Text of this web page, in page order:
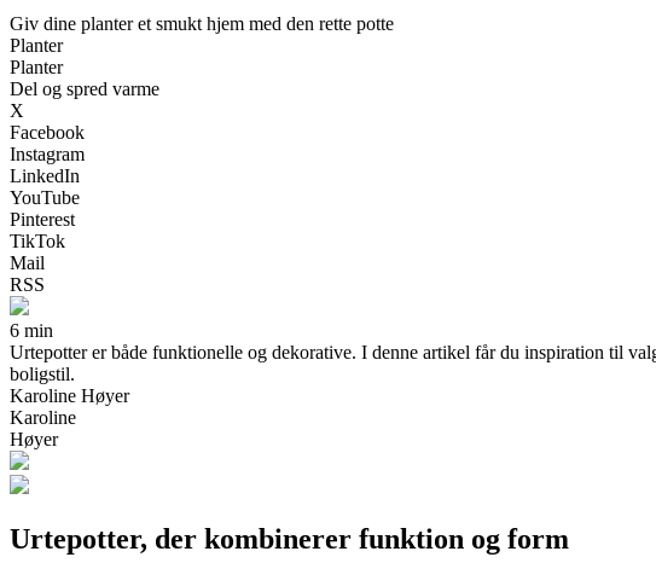
Giv dine planter et smukt hjem med den rette potte
Planter
Planter
Del og spred varme
X
Facebook
Instagram
LinkedIn
YouTube
Pinterest
TikTok
Mail
RSS
6 min
Urtepotter er både funktionelle og dekorative. I denne artikel får du inspiration til
boligstil.
Karoline Høyer
Karoline
Høyer
Urtepotter, der kombinerer funktion og form